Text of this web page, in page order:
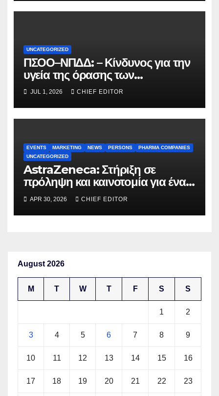
UNCATEGORIZED
ΠΣΟΟ–ΝΠΔΔ: – Κίνδυνος για την
υγεία της όρασης των
καταναλωτών: Άμεση ανάκληση
των εγκυκλίων για τα γυαλιά
ηλίου
JUL 1, 2026 CHIEF EDITOR
EVENTS MARKETING NEWS PERSONS
PHARMA COMPANIES
UNCATEGORIZED
AstraZeneca: Στήριξη σε
πρόληψη και καινοτομία για ένα
βιώσιμο σύστημα Υγείας με
επίκεντρο τους ασθενείς
APR 30, 2026 CHIEF EDITOR
August 2026
M T W T F S S
1 2
3 4 5 6 7 8 9
10 11 12 13 14 15 16
17 18 19 20 21 22 23